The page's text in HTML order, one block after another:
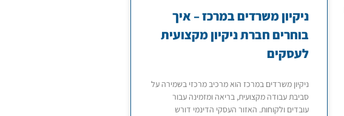
ניקיון משרדים במרכז – איך
בוחרים חברת ניקיון מקצועית
לעסקים
ניקיון משרדים במרכז הוא מרכיב מרכזי בשמירה על
סביבת עבודה מקצועית, בריאה ומזמינה עבור
עובדים ולקוחות. האזור העסקי הדינמי דורש